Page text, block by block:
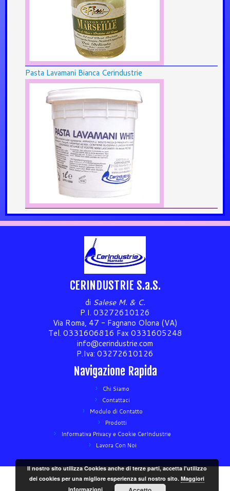
Pasta Lavamani Bianca Cerindustrie
CERINDUSTRIE S.a.S.
di Salese M. & C.
P.I. 03272610126
Via Roma, 47 - Fagnano Olona (VA)
Tel. 0331606816 Fax 0331605248
info@cerindustrie.com
P.Iva: 03272610126
Navigazione Rapida
Chi Siamo
Contattaci
Modulo di Contatto
Prodotti
Informativa Privacy e Cookie CerIndustrie
Lavora Con Noi
Il nostro sito utilizza Cookies anche di terze parti, accetta l'utilizzo
dei cookies per una migliore esperienza sul nostro sito.Maggiori
Informazioni